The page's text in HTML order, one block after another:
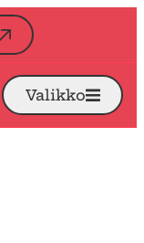
Avaa
Valikko